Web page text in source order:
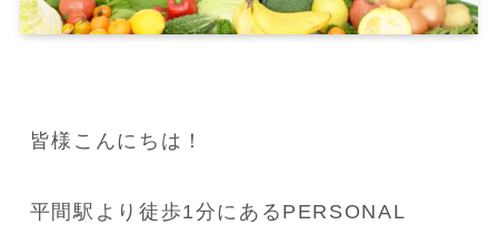
皆様こんにちは！
平間駅より徒歩1分にあるPERSONAL